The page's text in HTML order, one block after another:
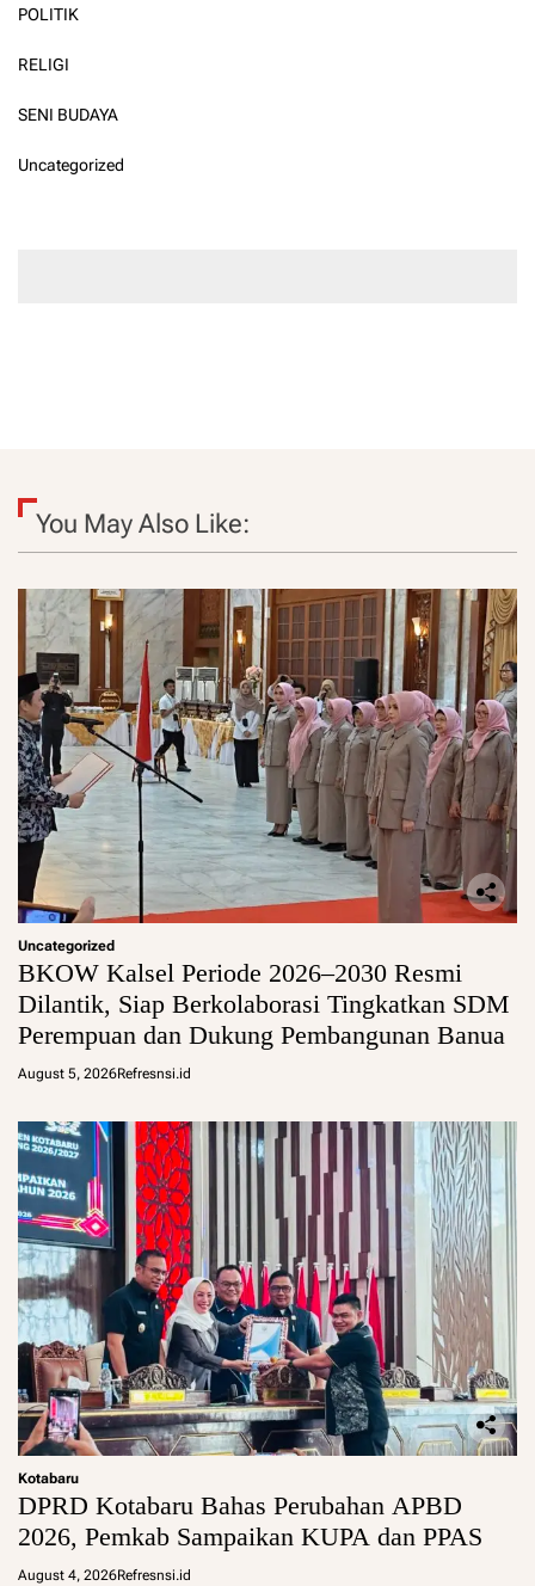
POLITIK
RELIGI
SENI BUDAYA
Uncategorized
You May Also Like:
Uncategorized
BKOW Kalsel Periode 2026–2030 Resmi
Dilantik, Siap Berkolaborasi Tingkatkan SDM
Perempuan dan Dukung Pembangunan Banua
August 5, 2026Refresnsi.id
Kotabaru
DPRD Kotabaru Bahas Perubahan APBD
2026, Pemkab Sampaikan KUPA dan PPAS
August 4, 2026Refresnsi.id